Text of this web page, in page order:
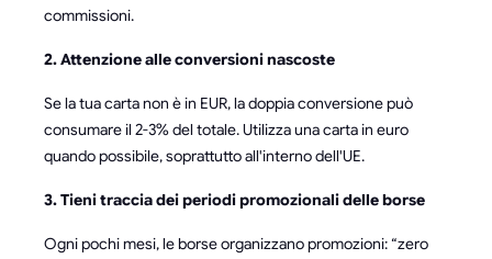
commissioni.
2. Attenzione alle conversioni nascoste
Se la tua carta non è in EUR, la doppia conversione può
consumare il 2-3% del totale. Utilizza una carta in euro
quando possibile, soprattutto all'interno dell'UE.
3. Tieni traccia dei periodi promozionali delle borse
Ogni pochi mesi, le borse organizzano promozioni: “zero